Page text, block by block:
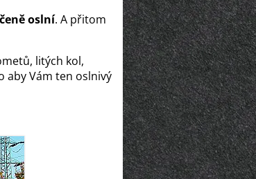
oslní. A přitom
litých kol,
aby Vám ten oslnivý